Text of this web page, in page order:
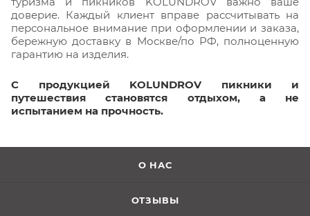
доверие. Каждый клиент вправе рассчитывать на
персональное внимание при оформлении и заказа,
бережную доставку в Москве/по РФ, полноценную
гарантию на изделия.
С продукцией KOLUNDROV пикники и
путешествия становятся отдыхом, а не
испытанием на прочность.
О НАС
ОТЗЫВЫ